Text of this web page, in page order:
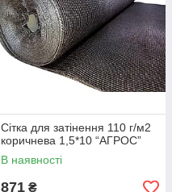
Сітка для затінення 110 г/м2
коричнева 1,5*10 “AГРОС”
В наявності
871 ₴